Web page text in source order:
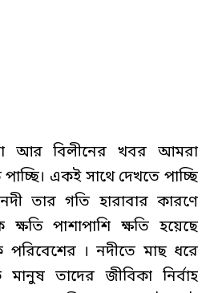
আর বিলীনের খবর আমরা
একই সাথে দেখতে পাচ্ছি
তার গতি হারাবার কারণে
পাশাপাশি ক্ষতি হয়েছে
পরিবেশের । নদীতে মাছ ধরে
তাদের জীবিকা নির্বাহ